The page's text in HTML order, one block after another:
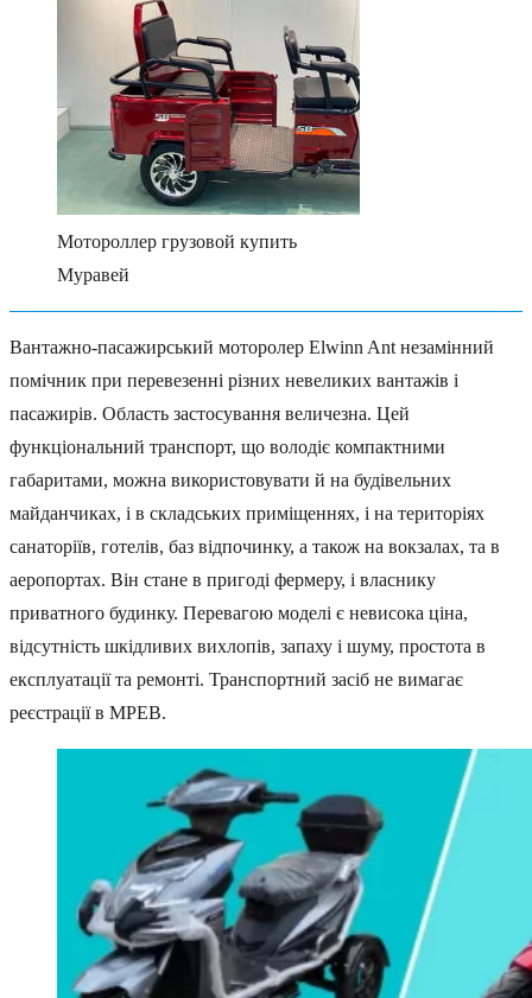
Мотороллер грузовой купить
Муравей
Вантажно-пасажирський моторолер Elwinn Ant незамінний
помічник при перевезенні різних невеликих вантажів і
пасажирів. Область застосування величезна. Цей
функціональний транспорт, що володіє компактними
габаритами, можна використовувати й на будівельних
майданчиках, і в складських приміщеннях, і на територіях
санаторіїв, готелів, баз відпочинку, а також на вокзалах, та в
аеропортах. Він стане в пригоді фермеру, і власнику
приватного будинку. Перевагою моделі є невисока ціна,
відсутність шкідливих вихлопів, запаху і шуму, простота в
експлуатації та ремонті. Транспортний засіб не вимагає
реєстрації в МРЕВ.